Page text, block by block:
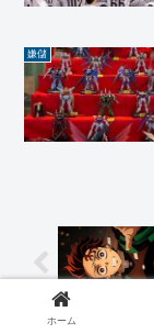
嫌儲
ホーム